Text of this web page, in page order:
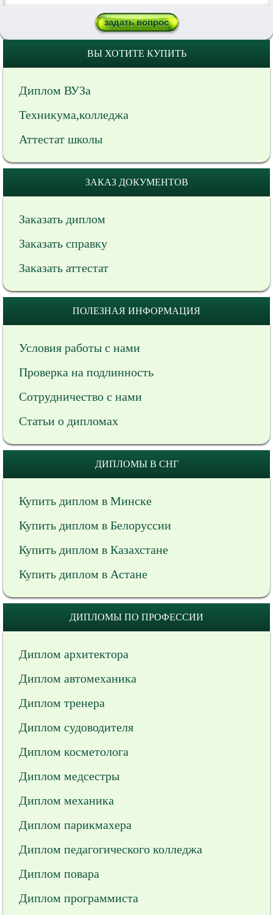
ВЫ ХОТИТЕ КУПИТЬ
Диплом ВУЗа
Техникума,колледжа
Аттестат школы
ЗАКАЗ ДОКУМЕНТОВ
Заказать диплом
Заказать справку
Заказать аттестат
ПОЛЕЗНАЯ ИНФОРМАЦИЯ
Условия работы с нами
Проверка на подлинность
Сотрудничество с нами
Статьи о дипломах
ДИПЛОМЫ В СНГ
Купить диплом в Минске
Купить диплом в Белоруссии
Купить диплом в Казахстане
Купить диплом в Астане
ДИПЛОМЫ ПО ПРОФЕССИИ
Диплом архитектора
Диплом автомеханика
Диплом тренера
Диплом судоводителя
Диплом косметолога
Диплом медсестры
Диплом механика
Диплом парикмахера
Диплом педагогического колледжа
Диплом повара
Диплом программиста